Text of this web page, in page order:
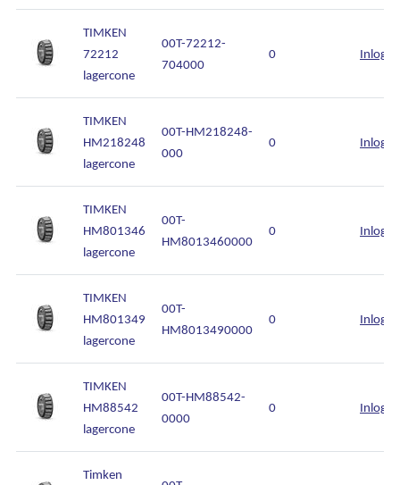
TIMKEN
72212
lagercone
00T-72212-
704000
0
TIMKEN
HM218248
lagercone
00T-HM218248-
000
0
TIMKEN
HM801346
lagercone
00T-
HM8013460000
0
TIMKEN
HM801349
lagercone
00T-
HM8013490000
0
TIMKEN
HM88542
lagercone
00T-HM88542-
0000
0
Timken